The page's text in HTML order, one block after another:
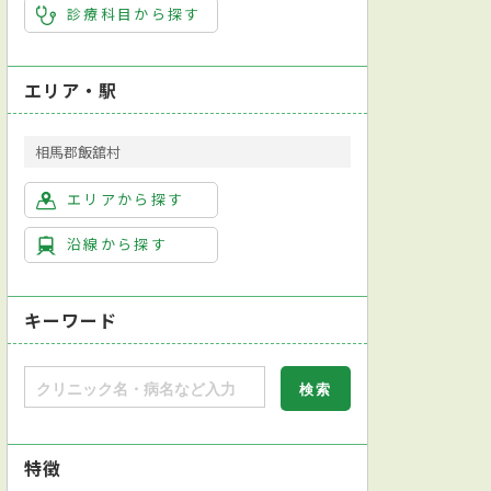
診療科目から探す
エリア・駅
相馬郡飯舘村
エリアから探す
沿線から探す
キーワード
特徴